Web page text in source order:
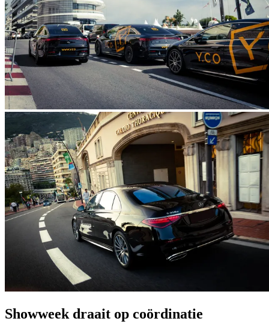
Showweek draait op coördinatie